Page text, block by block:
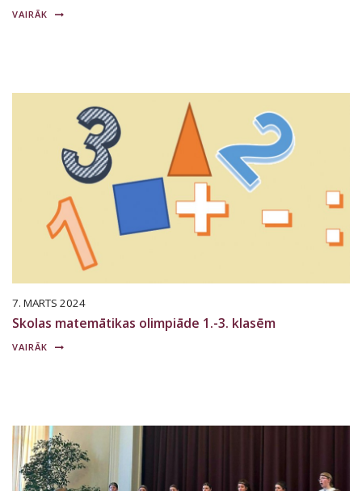
VAIRĀK
7. MARTS 2024
Skolas matemātikas olimpiāde 1.-3. klasēm
VAIRĀK